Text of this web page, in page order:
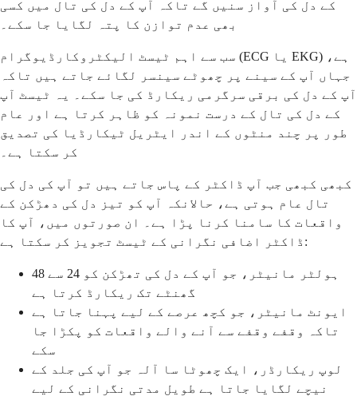
کے دل کی آواز سنیں گے تاکہ آپ کے دل کی تال میں کسی
بھی عدم توازن کا پتہ لگایا جا سکے۔
سب سے اہم ٹیسٹ الیکٹروکارڈیوگرام (ECG یا EKG) ہے،
جہاں آپ کے سینے پر چھوٹے سینسر لگائے جاتے ہیں تاکہ
آپ کے دل کی برقی سرگرمی ریکارڈ کی جا سکے۔ یہ ٹیسٹ آپ
کے دل کی تال کے درست نمونہ کو ظاہر کرتا ہے اور عام
طور پر چند منٹوں کے اندر ایٹریل ٹیکارڈیا کی تصدیق
کر سکتا ہے۔
کبھی کبھی جب آپ ڈاکٹر کے پاس جاتے ہیں تو آپ کی دل کی
تال عام ہوتی ہے، حالانکہ آپ کو تیز دل کی دھڑکن کے
واقعات کا سامنا کرنا پڑا ہے۔ ان صورتوں میں، آپ کا
ڈاکٹر اضافی نگرانی کے ٹیسٹ تجویز کر سکتا ہے:
ہولٹر مانیٹر، جو آپ کے دل کی تھڑکن کو 24 سے 48
گھنٹے تک ریکارڈ کرتا ہے
ایونٹ مانیٹر، جو کچھ عرصے کے لیے پہنا جاتا ہے
تاکہ وقفے وقفے سے آنے والے واقعات کو پکڑا جا
سکے
لوپ ریکارڈر، ایک چھوٹا سا آلہ جو آپ کی جلد کے
نیچے لگایا جاتا ہے طویل مدتی نگرانی کے لیے